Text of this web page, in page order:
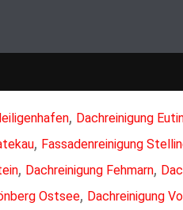
, Dachreinigung
, Fassadenreinigung
, Dachreinigung Fehmarn,
Ostsee, Dachreinigung